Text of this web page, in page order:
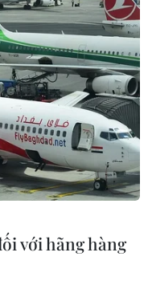
với hãng hàng